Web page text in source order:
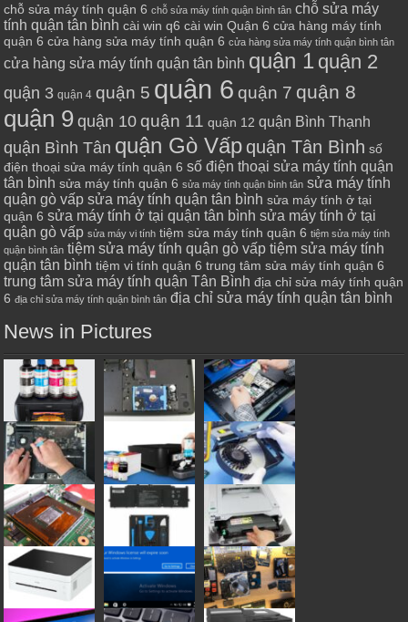
chỗ sửa máy tính quận 6 chỗ sửa máy tính quận bình tân chỗ sửa máy
tính quận tân bình cài win q6 cài win Quận 6 cửa hàng máy tính
quận 6 cửa hàng sửa máy tính quận 6 cửa hàng sửa máy tính quận bình tân
cửa hàng sửa máy tính quận tân bình quận 1 quận 2
quận 3 quận 4 quận 5 quận 6 quận 7 quận 8
quận 9 quận 10 quận 11 quận 12 quận Bình Thạnh
quận Bình Tân quận Gò Vấp quận Tân Bình số
điện thoại sửa máy tính quận 6 số điện thoại sửa máy tính quận
tân bình sửa máy tính quận 6 sửa máy tính quận bình tân sửa máy tính
quận gò vấp sửa máy tính quận tân bình sửa máy tính ở tại
quận 6 sửa máy tính ở tại quận tân bình sửa máy tính ở tại
quận gò vấp sửa máy vi tính tiệm sửa máy tính quận 6 tiệm sửa máy tính
quận bình tân tiệm sửa máy tính quận gò vấp tiệm sửa máy tính
quận tân bình tiệm vi tính quận 6 trung tâm sửa máy tính quận 6
trung tâm sửa máy tính quận Tân Bình địa chỉ sửa máy tính quận
6 địa chỉ sửa máy tính quận bình tân địa chỉ sửa máy tính quận tân bình
News in Pictures